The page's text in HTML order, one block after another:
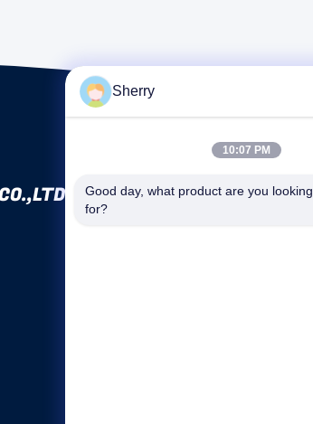
Sherry
10:07 PM
Good day, what product are you looking
for?